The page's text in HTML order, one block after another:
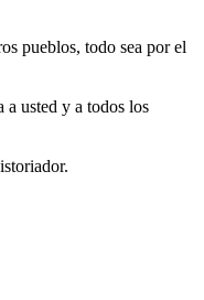
pueblos, todo sea por el
a usted y a todos los